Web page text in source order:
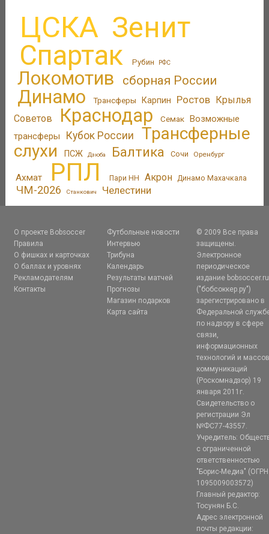
ЦСКА Зенит
Спартак Рубин РФС
Локомотив сборная России
Динамо Трансферы Карпин Ростов Крылья
Советов
Краснодар Семак Возможные
трансферы
Кубок России
Трансферные
слухи
ПСЖ Дзюба Балтика Сочи Оренбург
Ахмат РПЛ Пари НН Акрон Динамо Махачкала
ЧМ-2026 Станкович Челестини
О проекте Bobsoccer
Правила
О фишках и карточках
О баллах и уровнях
Рекламодателям
Контакты
Футбольные новости
Интервью
Трибуна
Календарь
Результаты матчей
Прогнозы
Магазин подарков
Карта сайта
© 2009 Все права
защищены.
Электронное
периодическое
издание bobsoccer.ru
("бобсоккер.ру")
зарегистрировано в
Федеральной
по надзору в сфере
связи,
информационных
технологий и
коммуникаций
(Роскомнадзор) 19
января 2011г.
Свидетельство о
регистрации Эл
№ФС77-43557.
Учредитель:
с ограниченной
ответственностью
"Борис-Медиа" (ОГРН
1095009003572)
Главный редактор:
Тосунян Б.С.
Адрес электронной
почты редакции: